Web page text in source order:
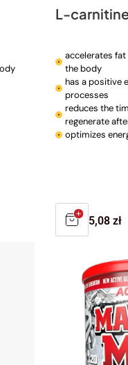
L-
accelerates
the body
has a positive
processes
reduces the
regenerate
optimizes
Regular
5,08 zł